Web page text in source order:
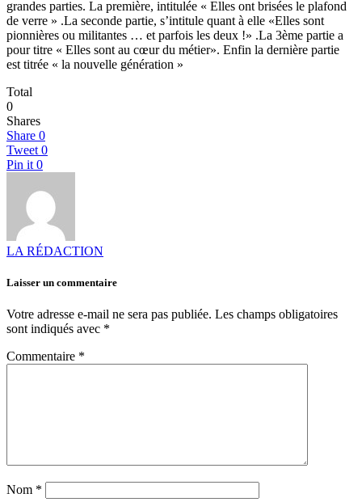
grandes parties. La première, intitulée « Elles ont brisées le plafond
de verre » .La seconde partie, s’intitule quant à elle «Elles sont
pionnières ou militantes … et parfois les deux !» .La 3ème partie a
pour titre « Elles sont au cœur du métier». Enfin la dernière partie
est titrée « la nouvelle génération »
Total
0
Shares
Share 0
Tweet 0
Pin it 0
LA RÉDACTION
Laisser un commentaire
Votre adresse e-mail ne sera pas publiée. Les champs obligatoires
sont indiqués avec *
Commentaire *
Nom *